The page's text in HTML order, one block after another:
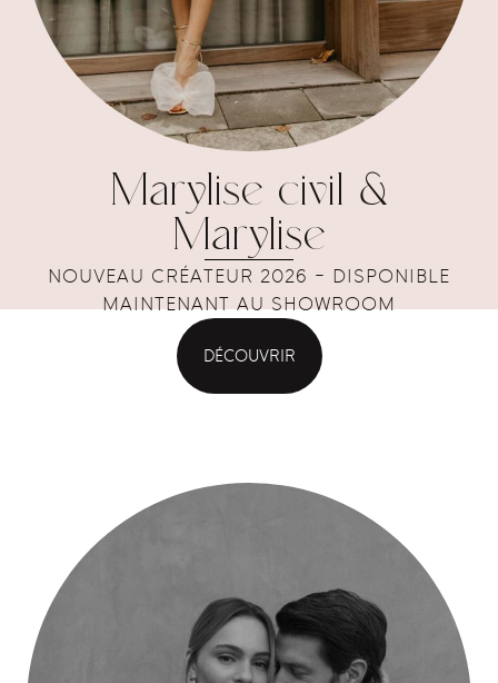
Marylise civil &
Marylise
NOUVEAU CRÉATEUR 2026 - DISPONIBLE
MAINTENANT AU SHOWROOM
DÉCOUVRIR